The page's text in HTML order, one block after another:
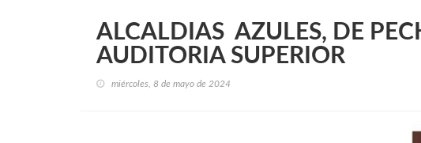
ALCALDIAS AZULES, DE
AUDITORIA SUPERIOR
miércoles, 8 de mayo de 2024